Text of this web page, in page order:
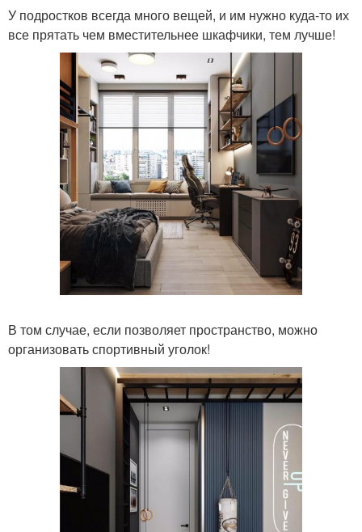
У подростков всегда много вещей, и им нужно куда-то их
все прятать чем вместительнее шкафчики, тем лучше!
В том случае, если позволяет пространство, можно
организовать спортивный уголок!